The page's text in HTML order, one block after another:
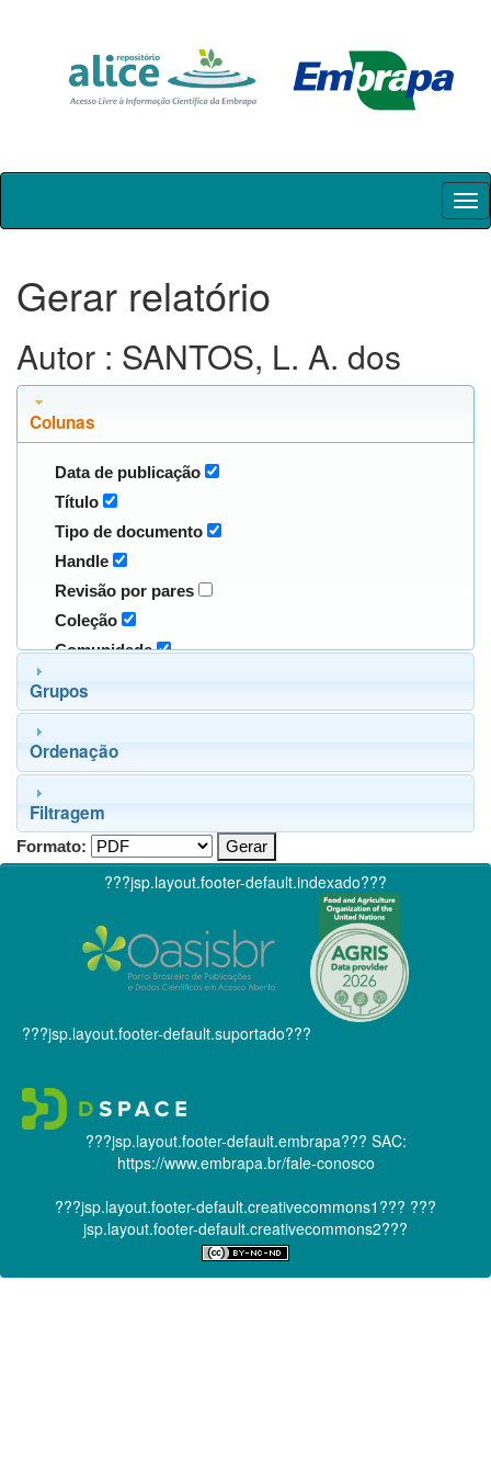
Skip
Gerar relatório
Autor : SANTOS, L. A. dos
Colunas
Data de publicação
Título
Tipo de documento
Handle
Revisão por pares
Coleção
Comunidade
Grupos
Ordenação
Filtragem
Formato:
???jsp.layout.footer-default.indexado???
???jsp.layout.footer-default.suportado???
???jsp.layout.footer-default.embrapa??? SAC:
https://www.embrapa.br/fale-conosco
???jsp.layout.footer-default.creativecommons1??? ???
jsp.layout.footer-default.creativecommons2???